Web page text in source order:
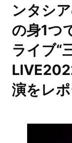
ンタシ
の身1つ
ライブ“
演をレポ